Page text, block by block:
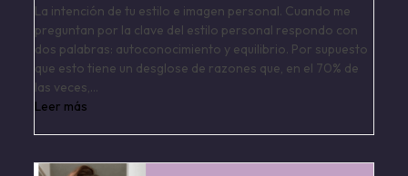
La intención de tu estilo e imagen personal. Cuando me
preguntan por la clave del estilo personal respondo con
dos palabras: autoconocimiento y equilibrio. Por supuesto
que esto tiene un desglose de razones que, en el 70% de
las veces,…
Leer más